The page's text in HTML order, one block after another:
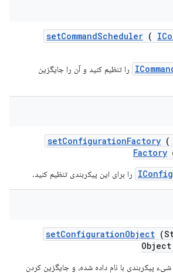
setCommandScheduler (
را تنظیم کنید و آن را جایگزین
setConfigurationFactory (
Factory
را برای این پیکربندی تنظیم کنید.
setConfigurationObject
پیکربندی با نام داده شده، و جایگزین کردن